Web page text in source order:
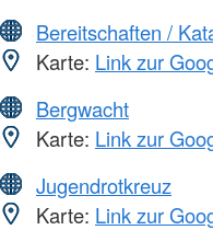
Bereitschaften /
Karte: Link zur
Bergwacht
Karte: Link zur
Jugendrotkreuz
Karte: Link zur